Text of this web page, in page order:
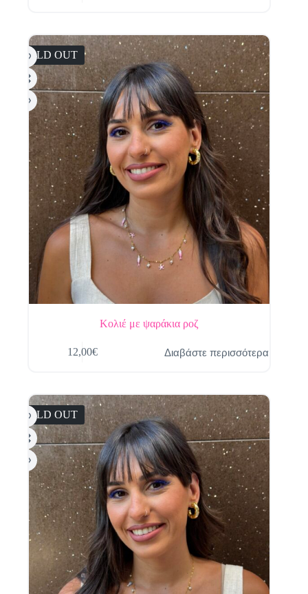
SOLD OUT
Κολιέ με ψαράκια ροζ
12,00€ Διαβάστε περισσότερα
SOLD OUT